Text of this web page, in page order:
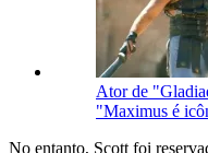
Ator de
"Maximus é
No entanto, Scott foi